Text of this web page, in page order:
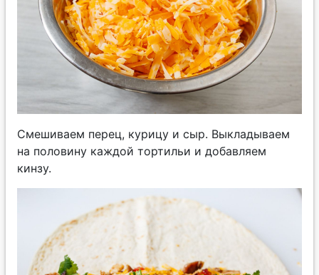
Смешиваем перец, курицу и сыр. Выкладываем
на половину каждой тортильи и добавляем
кинзу.